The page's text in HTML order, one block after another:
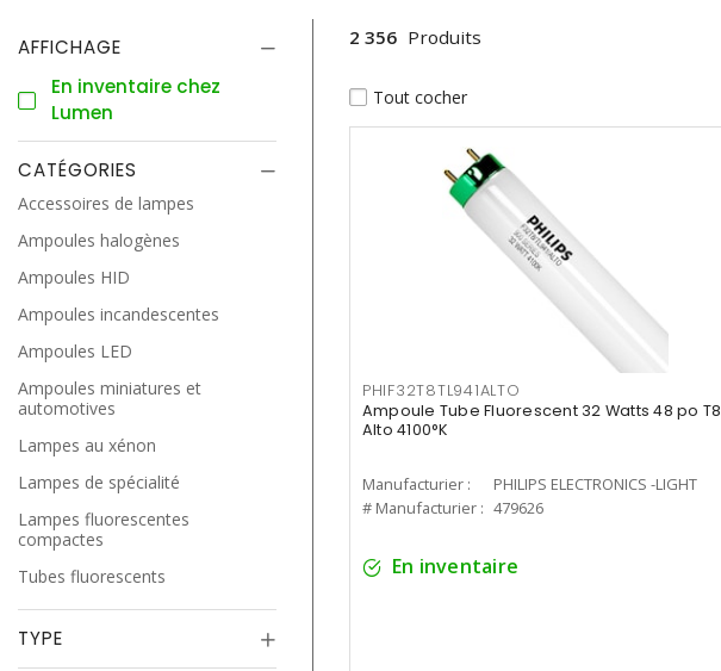
AFFICHAGE
En inventaire chez
Lumen
CATÉGORIES
Accessoires de lampes
Ampoules halogènes
Ampoules HID
Ampoules incandescentes
Ampoules LED
Ampoules miniatures et
automotives
Lampes au xénon
Lampes de spécialité
Lampes fluorescentes
compactes
Tubes fluorescents
TYPE
2 356 Produits
Tout cocher
PHIF32T8TL941ALTO
Ampoule Tube Fluorescent 32 Watts 48 po T8
Alto 4100°K
Manufacturier :
PHILIPS ELECTRONICS -LIGHT
# Manufacturier : 479626
En inventaire